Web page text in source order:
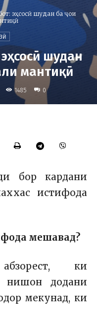
эҳсосӣ шудан ба ҷои
шудан
мантиқӣ
1485 0
бор кардани
истифода
мешавад?
ки
нишон додани
мекунад, ки